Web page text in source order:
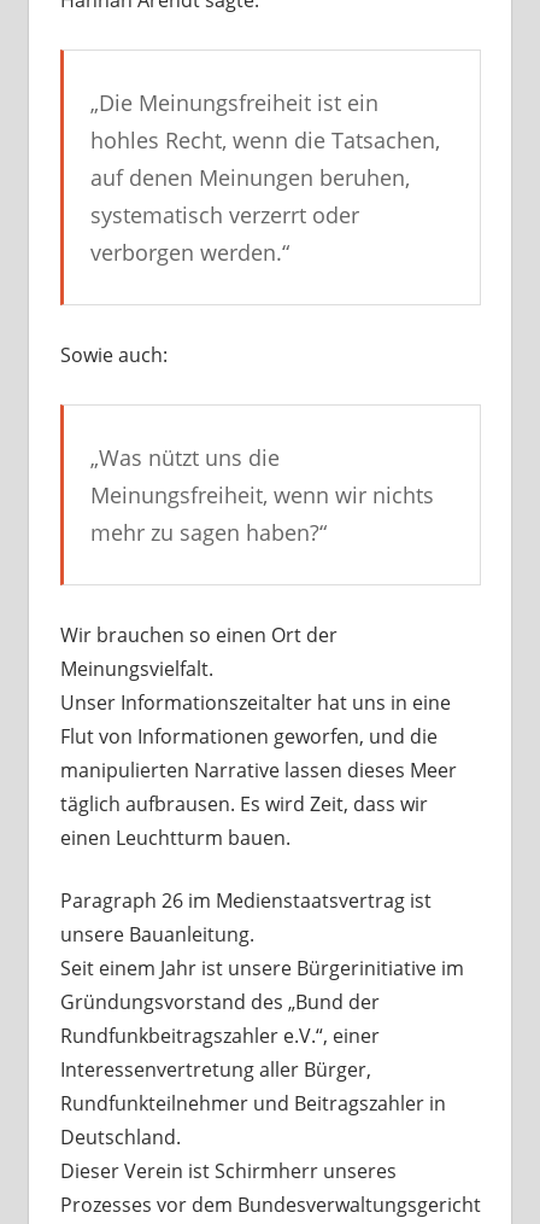
„Die Meinungsfreiheit ist ein
hohles Recht, wenn die Tatsachen,
auf denen Meinungen beruhen,
systematisch verzerrt oder
verborgen werden.“
Sowie auch:
„Was nützt uns die
Meinungsfreiheit, wenn wir nichts
mehr zu sagen haben?“
Wir brauchen so einen Ort der
Meinungsvielfalt.
Unser Informationszeitalter hat uns in eine
Flut von Informationen geworfen, und die
manipulierten Narrative lassen dieses Meer
täglich aufbrausen. Es wird Zeit, dass wir
einen Leuchtturm bauen.
Paragraph 26 im Medienstaatsvertrag ist
unsere Bauanleitung.
Seit einem Jahr ist unsere Bürgerinitiative im
Gründungsvorstand des „Bund der
Rundfunkbeitragszahler e.V.“, einer
Interessenvertretung aller Bürger,
Rundfunkteilnehmer und Beitragszahler in
Deutschland.
Dieser Verein ist Schirmherr unseres
Prozesses vor dem Bundesverwaltungsgericht